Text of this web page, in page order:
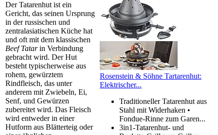
Der Tatarenhut ist ein
Gericht, das seinen Ursprung
in der russischen und
zentralasiatischen Küche hat
und oft mit dem klassischen
Beef Tatarin Verbindung
gebracht wird. Der Hut
besteht typischerweise aus
rohem, gewürztem
Rindfleisch, das unter
anderem mit Zwiebeln, Ei,
Senf, und Gewürzen
zubereitet wird. Das Fleisch
wird entweder in einer
Hutform aus Blätterteig oder
Rosenstein & Söhne Tartarenhut:
Elektrischer...
Traditioneller Tatarenhut aus
Stahl mit Widerhaken •
Fondue-Rinne zum Garen...
3in1-Tatarenhut- und